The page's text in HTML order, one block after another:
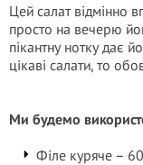
Цей салат відмінно
просто на вечерю
пікантну нотку дає
цікаві салати, то
Ми будемо
Філе куряче –